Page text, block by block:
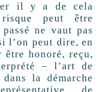
il y a de cela
peut être
ne vaut pas
l’on peut dire, en
honoré, reçu,
– l’art de
la démarche